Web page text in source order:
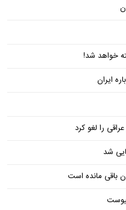
خواهد شد!
ایران
را لغو کرد
شد
باقی مانده است